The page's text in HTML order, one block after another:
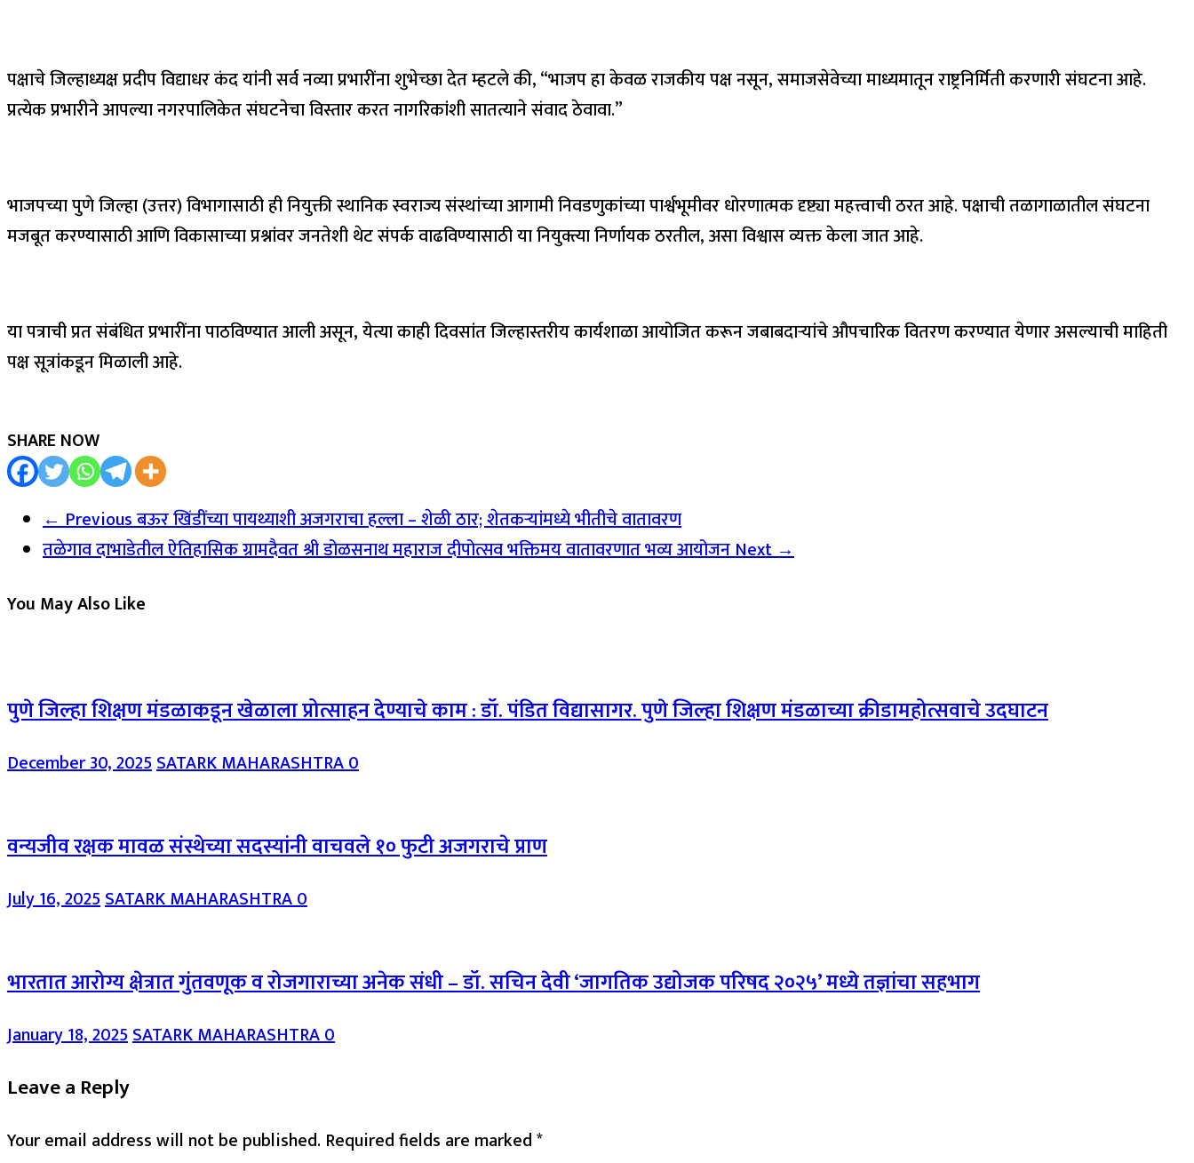
पक्षाचे जिल्हाध्यक्ष प्रदीप विद्याधर कंद यांनी सर्व नव्या प्रभारींना शुभेच्छा देत म्हटले की, “भाजप हा केवळ राजकीय पक्ष नसून, समाजसेवेच्या माध्यमातून राष्ट्रनिर्मिती करणारी संघटना आहे.
प्रत्येक प्रभारीने आपल्या नगरपालिकेत संघटनेचा विस्तार करत नागरिकांशी सातत्याने संवाद ठेवावा.”
भाजपच्या पुणे जिल्हा (उत्तर) विभागासाठी ही नियुक्ती स्थानिक स्वराज्य संस्थांच्या आगामी निवडणुकांच्या पार्श्वभूमीवर धोरणात्मक दृष्ट्या महत्त्वाची ठरत आहे. पक्षाची तळागाळातील संघटना
मजबूत करण्यासाठी आणि विकासाच्या प्रश्नांवर जनतेशी थेट संपर्क वाढविण्यासाठी या नियुक्त्या निर्णायक ठरतील, असा विश्वास व्यक्त केला जात आहे.
या पत्राची प्रत संबंधित प्रभारींना पाठविण्यात आली असून, येत्या काही दिवसांत जिल्हास्तरीय कार्यशाळा आयोजित करून जबाबदाऱ्यांचे औपचारिक वितरण करण्यात येणार असल्याची माहिती
पक्ष सूत्रांकडून मिळाली आहे.
SHARE NOW
← Previousबऊर खिंडींच्या पायथ्याशी अजगराचा हल्ला – शेळी ठार; शेतकऱ्यांमध्ये भीतीचे वातावरण
तळेगाव दाभाडेतील ऐतिहासिक ग्रामदैवत श्री डोळसनाथ महाराज दीपोत्सव भक्तिमय वातावरणात भव्य आयोजनNext →
You May Also Like
पुणे जिल्हा शिक्षण मंडळाकडून खेळाला प्रोत्साहन देण्याचे काम : डॉ. पंडित वि‌द्यासागर. पुणे जिल्हा शिक्षण मंडळाच्या क्रीडामहोत्सवाचे उदघाटन
December 30, 2025SATARK MAHARASHTRA0
वन्यजीव रक्षक मावळ संस्थेच्या सदस्यांनी वाचवले १० फुटी अजगराचे प्राण
July 16, 2025SATARK MAHARASHTRA0
भारतात आरोग्य क्षेत्रात गुंतवणूक व रोजगाराच्या अनेक संधी – डॉ. सचिन देवी ‘जागतिक उद्योजक परिषद २०२५’ मध्ये तज्ञांचा सहभाग
January 18, 2025SATARK MAHARASHTRA0
Leave a Reply
Your email address will not be published. Required fields are marked*